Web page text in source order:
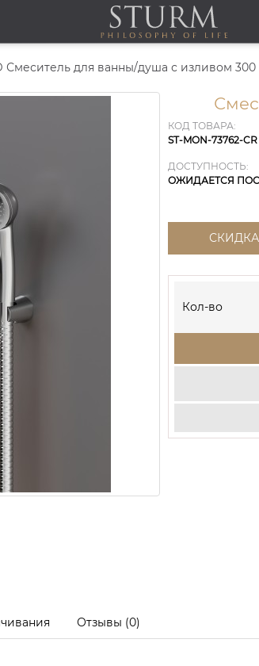
КОД ТОВАРА:
ST-MON-73762-CR
ДОСТУПНОСТЬ:
ОЖИДАЕТСЯ
СКИДКА
Кол-во
Отзывы (0)